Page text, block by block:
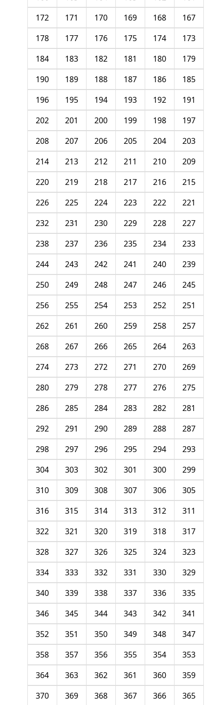
167
168
169
170
171
172
173
174
175
176
177
178
179
180
181
182
183
184
185
186
187
188
189
190
191
192
193
194
195
196
197
198
199
200
201
202
203
204
205
206
207
208
209
210
211
212
213
214
215
216
217
218
219
220
221
222
223
224
225
226
227
228
229
230
231
232
233
234
235
236
237
238
239
240
241
242
243
244
245
246
247
248
249
250
251
252
253
254
255
256
257
258
259
260
261
262
263
264
265
266
267
268
269
270
271
272
273
274
275
276
277
278
279
280
281
282
283
284
285
286
287
288
289
290
291
292
293
294
295
296
297
298
299
300
301
302
303
304
305
306
307
308
309
310
311
312
313
314
315
316
317
318
319
320
321
322
323
324
325
326
327
328
329
330
331
332
333
334
335
336
337
338
339
340
341
342
343
344
345
346
347
348
349
350
351
352
353
354
355
356
357
358
359
360
361
362
363
364
365
366
367
368
369
370